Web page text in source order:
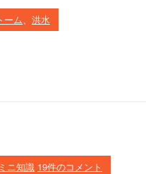
ーム 洪水
ニ知識 19件のコメント